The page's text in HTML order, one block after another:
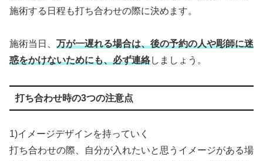
施術する日程も打ち合わせの際に決めます。
施術当日、 万が一遅れる場合は、後の予約の人や彫師に迷
惑をかけないためにも、必ず連絡しましょう。
打ち合わせ時の3つの注意点
1)イメージデザインを持っていく
打ち合わせの際、自分が入れたいと思うイメージがある場